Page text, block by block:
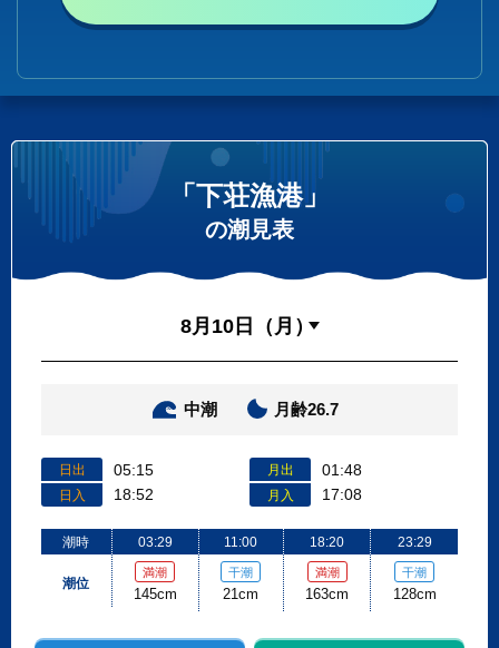
「下荘漁港」
の潮見表
中潮 月齢26.7
日出 05:15
日入 18:52
月出 01:48
月入 17:08
潮時
潮位
03:29
満潮
145cm
11:00
干潮
21cm
18:20
満潮
163cm
23:29
干潮
128cm